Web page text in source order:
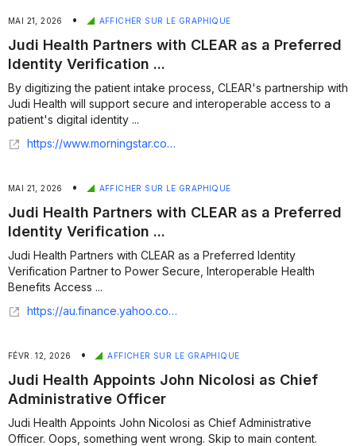
MAI 21, 2026 • AFFICHER SUR LE GRAPHIQUE
Judi Health Partners with CLEAR as a Preferred
Identity Verification ...
By digitizing the patient intake process, CLEAR's partnership with
Judi Health will support secure and interoperable access to a
patient's digital identity ...
https://www.morningstar.com/news/business-wire/20260521756661/judi-health-partners-with-clear-as-a-preferred-identity-verification-partner-to-power-secure-interoperable-health-benefits-access
MAI 21, 2026 • AFFICHER SUR LE GRAPHIQUE
Judi Health Partners with CLEAR as a Preferred
Identity Verification ...
Judi Health Partners with CLEAR as a Preferred Identity
Verification Partner to Power Secure, Interoperable Health
Benefits Access ...
https://au.finance.yahoo.com/news/judi-health-partners-clear-preferred-130700362.html
FÉVR. 12, 2026 • AFFICHER SUR LE GRAPHIQUE
Judi Health Appoints John Nicolosi as Chief
Administrative Officer
Judi Health Appoints John Nicolosi as Chief Administrative
Officer. Oops, something went wrong. Skip to main content.